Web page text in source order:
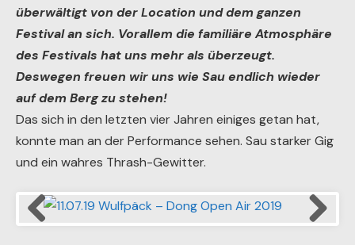
überwältigt von der Location und dem ganzen
Festival an sich. Vorallem die familiäre Atmosphäre
des Festivals hat uns mehr als überzeugt.
Deswegen freuen wir uns wie Sau endlich wieder
auf dem Berg zu stehen!
Das sich in den letzten vier Jahren einiges getan hat,
konnte man an der Performance sehen. Sau starker Gig
und ein wahres Thrash-Gewitter.
11.07.19 Wulfpäck – Dong Open Air 2019